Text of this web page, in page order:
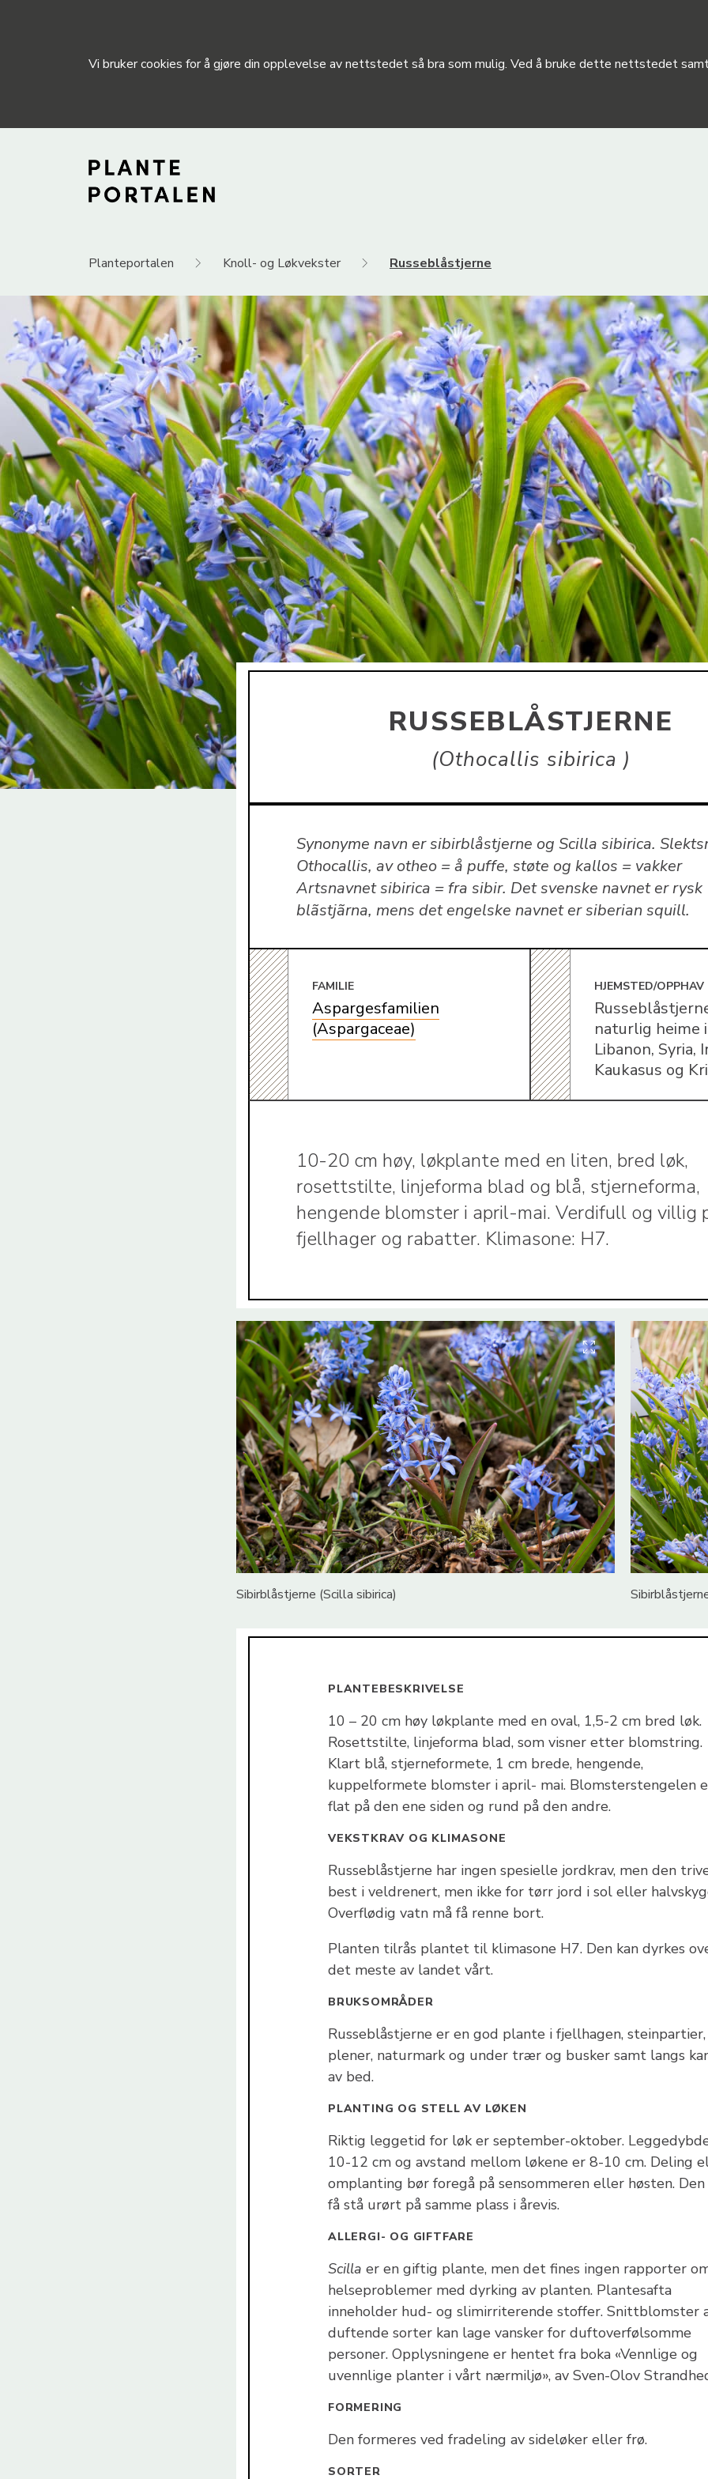
Planteportalen Knoll- og Løkvekster Russeblåstjerne
Vi bruker cookies for å gjøre din opplevelse av nettstedet så bra som mulig. Ved å bruke dette nettstedet
RUSSEBLÅSTJERNE
Othocallis sibirica
Synonyme navn er sibirblåstjerne og Scilla sibirica.
Othocallis, av otheo = å puffe, støte og kallos = vakker
Artsnavnet sibirica = fra sibir. Det svenske navnet er rysk
blãstjãrna, mens det engelske navnet er siberian squill.
FAMILIE
Aspargesfamilien
(Aspargaceae)
HJEMSTED/OPPHAV
naturlig heime
Libanon, Syria,
Kaukasus og
10-20 cm høy, løkplante med en liten, bred løk,
rosettstilte, linjeforma blad og blå, stjerneforma,
hengende blomster i april-mai. Verdifull og villig
fjellhager og rabatter. Klimasone: H7.
Sibirblåstjerne (Scilla sibirica)
PLANTEBESKRIVELSE
10 – 20 cm høy løkplante med en oval, 1,5-2 cm bred løk.
Rosettstilte, linjeforma blad, som visner etter blomstring.
Klart blå, stjerneformete, 1 cm brede, hengende,
kuppelformete blomster i april- mai. Blomsterstengelen
flat på den ene siden og rund på den andre.
VEKSTKRAV OG KLIMASONE
Russeblåstjerne har ingen spesielle jordkrav, men den
best i veldrenert, men ikke for tørr jord i sol eller
Overflødig vatn må få renne bort.
Planten tilrås plantet til klimasone H7. Den kan dyrkes
det meste av landet vårt.
BRUKSOMRÅDER
Russeblåstjerne er en god plante i fjellhagen, steinpartier,
plener, naturmark og under trær og busker samt langs
av bed.
PLANTING OG STELL AV LØKEN
Riktig leggetid for løk er september-oktober.
10-12 cm og avstand mellom løkene er 8-10 cm. Deling
omplanting bør foregå på sensommeren eller høsten.
få stå urørt på samme plass i årevis.
ALLERGI- OG GIFTFARE
Scilla er en giftig plante, men det fines ingen rapporter
helseproblemer med dyrking av planten. Plantesafta
inneholder hud- og slimirriterende stoffer. Snittblomster
duftende sorter kan lage vansker for duftoverfølsomme
personer. Opplysningene er hentet fra boka «Vennlige og
uvennlige planter i vårt nærmiljø», av Sven-Olov
FORMERING
Den formeres ved fradeling av sideløker eller frø.
SORTER